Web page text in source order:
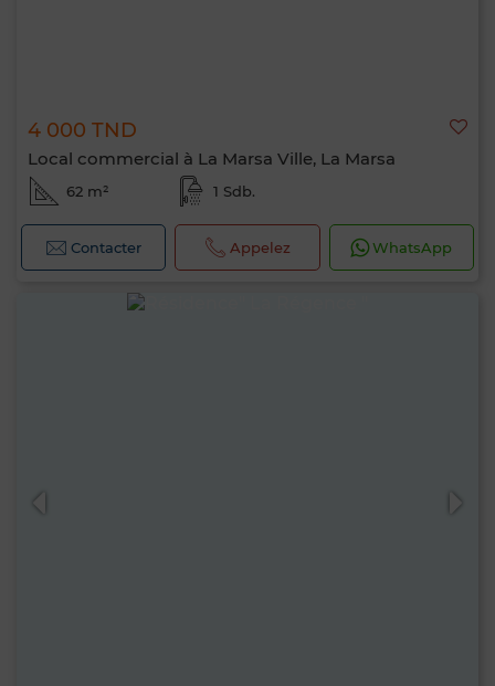
4 000 TND
Local commercial à La Marsa Ville, La Marsa
62 m² 1 Sdb.
Contacter Appelez WhatsApp